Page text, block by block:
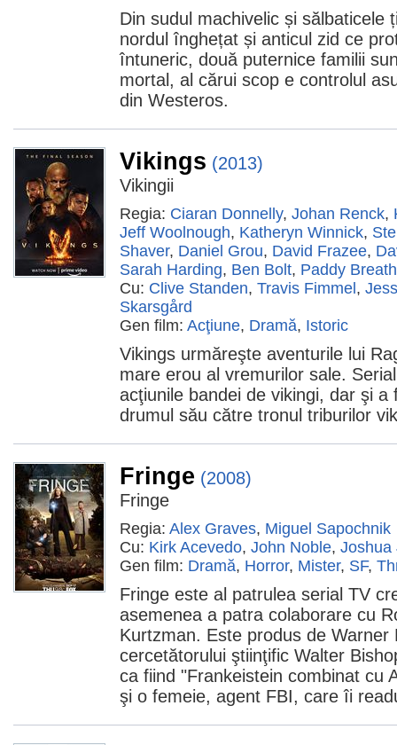
Din sudul machivelic și sălbaticele
nordul înghețat și anticul zid ce
întuneric, două puternice familii
mortal, al cărui scop e controlul
din Westeros.
Vikings (2013)
Vikingii
Regia: Ciaran Donnelly, Johan Renck,
Jeff Woolnough, Katheryn Winnick,
Shaver, Daniel Grou, David Frazee,
Sarah Harding, Ben Bolt, Paddy
Cu: Clive Standen, Travis Fimmel ,
Skarsgård
Gen film: Acţiune, Dramă, Istoric
Vikings urmăreşte aventurile lui
mare erou al vremurilor sale.
acţiunile bandei de vikingi, dar şi a
drumul său către tronul triburilor
Fringe (2008)
Fringe
Regia: Alex Graves, Miguel Sapochnik
Cu: Kirk Acevedo, John Noble, Joshua
Gen film: Dramă, Horror, Mister, SF,
Fringe este al patrulea serial TV
asemenea a patra colaborare cu
Kurtzman. Este produs de Warner
cercetătorului ştiinţific Walter
ca fiind "Frankeistein combinat cu
şi o femeie, agent FBI, care îi